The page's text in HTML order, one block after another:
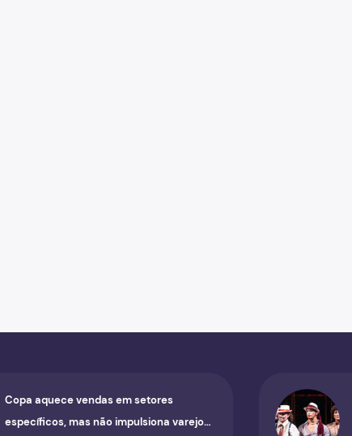
Copa aquece vendas em setores
específicos, mas não impulsiona varejo